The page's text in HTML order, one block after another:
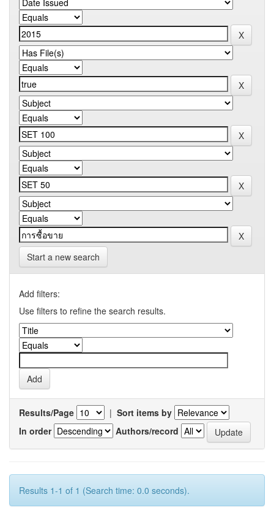
Start a new search
Add filters:
Use filters to refine the search results.
Results/Page | Sort items by
In order
Authors/record
Results 1-1 of 1 (Search time: 0.0 seconds).